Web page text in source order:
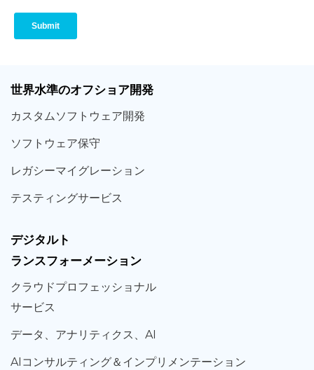
世界水準のオフショア開発
カスタムソフトウェア開発
ソフト ウェア保守
レガシーマイグレーション
テスティングサービス
デジタルト
ランスフォーメーション
クラウドプロフェッショナル
サービス
データ、 アナリティクス、 AI
AIコンサルティング＆ インプリメンテーション